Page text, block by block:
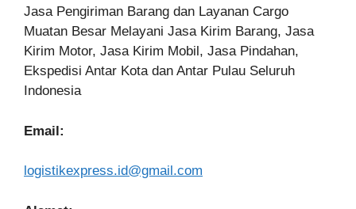
Jasa Pengiriman Barang dan Layanan Cargo
Muatan Besar Melayani Jasa Kirim Barang, Jasa
Kirim Motor, Jasa Kirim Mobil, Jasa Pindahan,
Ekspedisi Antar Kota dan Antar Pulau Seluruh
Indonesia
Email:
logistikexpress.id@gmail.com